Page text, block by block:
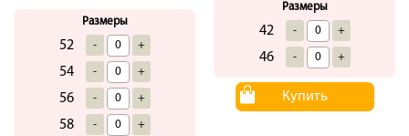
Размеры
52 - +
54 - +
56 - +
58 - +
Размеры
42 - +
46 - +
Купить